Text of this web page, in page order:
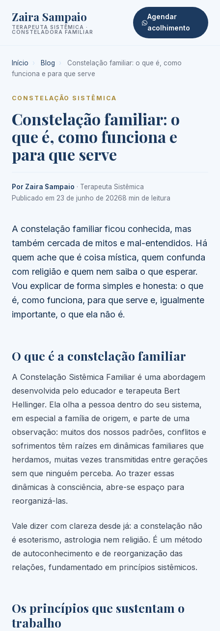
Zaira Sampaio
TERAPEUTA SISTÊMICA ·
CONSTELADORA FAMILIAR
Agendar
acolhimento
Início › Blog ›
Constelação familiar: o que é, como
funciona e para que serve
CONSTELAÇÃO SISTÊMICA
Constelação familiar: o
que é, como funciona e
para que serve
Por Zaira Sampaio · Terapeuta Sistêmica
Publicado em 23 de junho de 20268 min de leitura
A constelação familiar ficou conhecida, mas
também cercada de mitos e mal-entendidos. Há
quem ache que é coisa mística, quem confunda
com religião e quem nem saiba o que esperar.
Vou explicar de forma simples e honesta: o que
é, como funciona, para que serve e, igualmente
importante, o que ela não é.
O que é a constelação familiar
A Constelação Sistêmica Familiar é uma abordagem
desenvolvida pelo educador e terapeuta Bert
Hellinger. Ela olha a pessoa dentro do seu sistema,
em especial a família de origem, e parte de uma
observação: muitos dos nossos padrões, conflitos e
sofrimentos têm raízes em dinâmicas familiares que
herdamos, muitas vezes transmitidas entre gerações
sem que ninguém perceba. Ao trazer essas
dinâmicas à consciência, abre-se espaço para
reorganizá-las.
Vale dizer com clareza desde já: a constelação não
é esoterismo, astrologia nem religião. É um método
de autoconhecimento e de reorganização das
relações, fundamentado em princípios sistêmicos.
Os princípios que sustentam o
trabalho